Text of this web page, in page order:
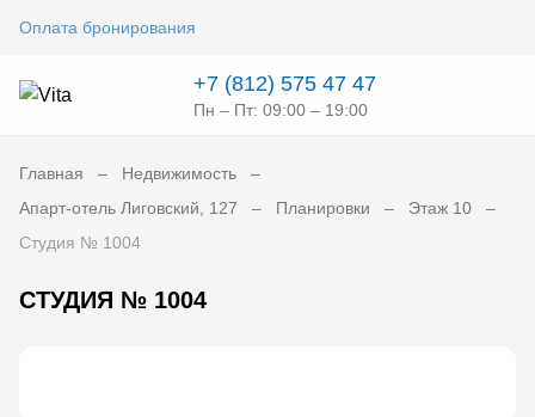
Оплата бронирования
+7 (812) 575 47 47
Пн – Пт: 09:00 – 19:00
Главная
Недвижимость
Апарт-отель Лиговский, 127
Планировки
Этаж 10
Студия № 1004
СТУДИЯ № 1004